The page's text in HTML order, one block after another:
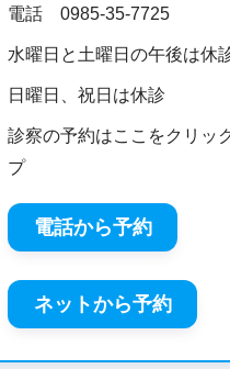
電話 0985-35-7725
水曜日と土曜日の午後は休
日曜日、祝日は休診
診察の予約はここをクリッ
プ
電話から予約
ネットから予約